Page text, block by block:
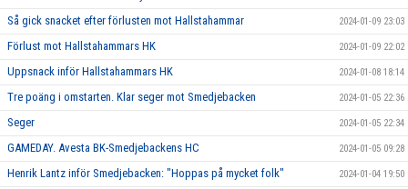
Så gick snacket efter förlusten mot Hallstahammar 2024-01-09 23:03
Förlust mot Hallstahammars HK 2024-01-09 22:02
Uppsnack inför Hallstahammars HK 2024-01-08 18:14
Tre poäng i omstarten. Klar seger mot Smedjebacken 2024-01-05 22:36
Seger 2024-01-05 22:34
GAMEDAY. Avesta BK-Smedjebackens HC 2024-01-05 09:28
Henrik Lantz inför Smedjebacken: "Hoppas på mycket folk" 2024-01-04 19:50